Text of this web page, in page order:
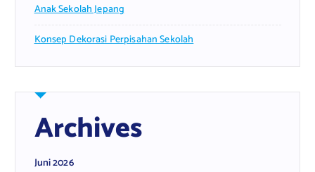
Anak Sekolah Jepang
Konsep Dekorasi Perpisahan Sekolah
Archives
Juni 2026